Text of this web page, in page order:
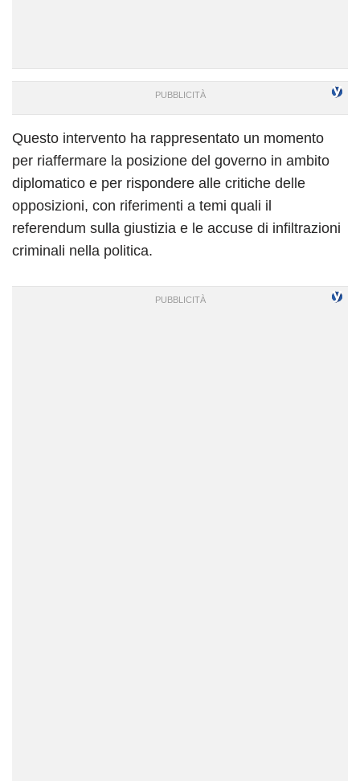
Questo intervento ha rappresentato un momento
per riaffermare la posizione del governo in ambito
diplomatico e per rispondere alle critiche delle
opposizioni, con riferimenti a temi quali il
referendum sulla giustizia e le accuse di infiltrazioni
criminali nella politica.